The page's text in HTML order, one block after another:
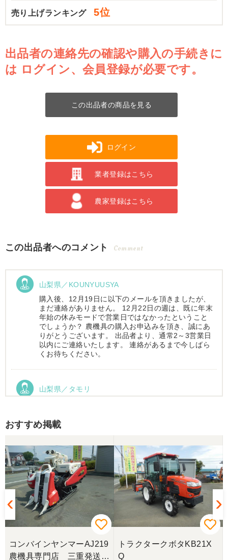
売り上げランキング 5位
出品者の連絡先の確認や購入の手続きに
は ログイン、会員登録が必要です。
この出品者の商品を見る
ログイン
業者登録はこちら
農家登録はこちら
この出品者へのコメント Comment
山梨県／KOUNYUUSYA
購入後、12月19日に以下のメールを頂きましたが、
まだ連絡がありません。 12月22日の週は、既に年末
年始の休みモードで営業日ではなかったということ
でしょうか？ 農機具の購入お申込みを頂き、誠にあ
りがとうございます。 出品者より、通常2～3営業日
以内にご連絡いたします。 連絡があるまで今しばら
くお待ちください。
山梨県／タモリ
だきます。ありがとうございました。
山梨県／伊藤明久
引き取りに行くまでに 時間が掛かってしまって
待っていて頂き有り難うございました。
山梨県／樋野進悦
メールの返信がなかったので、残念ですが、こちら
おすすめ掲載
コンバインヤンマーAJ219
農機具専門店 三重発送整
トラクタークボタKB21X
Q